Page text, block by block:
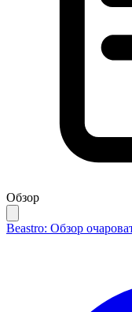
Обзор
Beastro: Обзор